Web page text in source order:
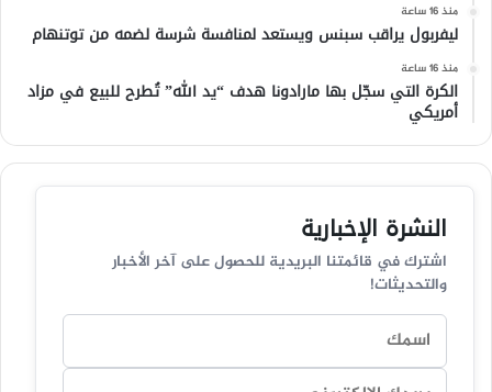
منذ 16 ساعة
ليفربول يراقب سبنس ويستعد لمنافسة شرسة لضمه من توتنهام
منذ 16 ساعة
الكرة التي سجّل بها مارادونا هدف “يد الله” تُطرح للبيع في مزاد
أمريكي
النشرة الإخبارية
اشترك في قائمتنا البريدية للحصول على آخر الأخبار
والتحديثات!